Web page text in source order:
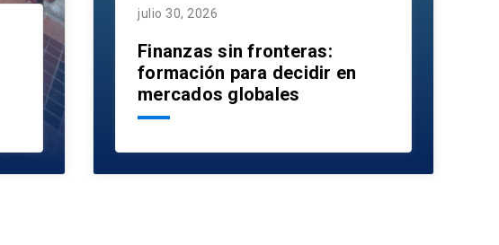
julio 30, 2026
Finanzas sin fronteras:
formación para decidir en
mercados globales